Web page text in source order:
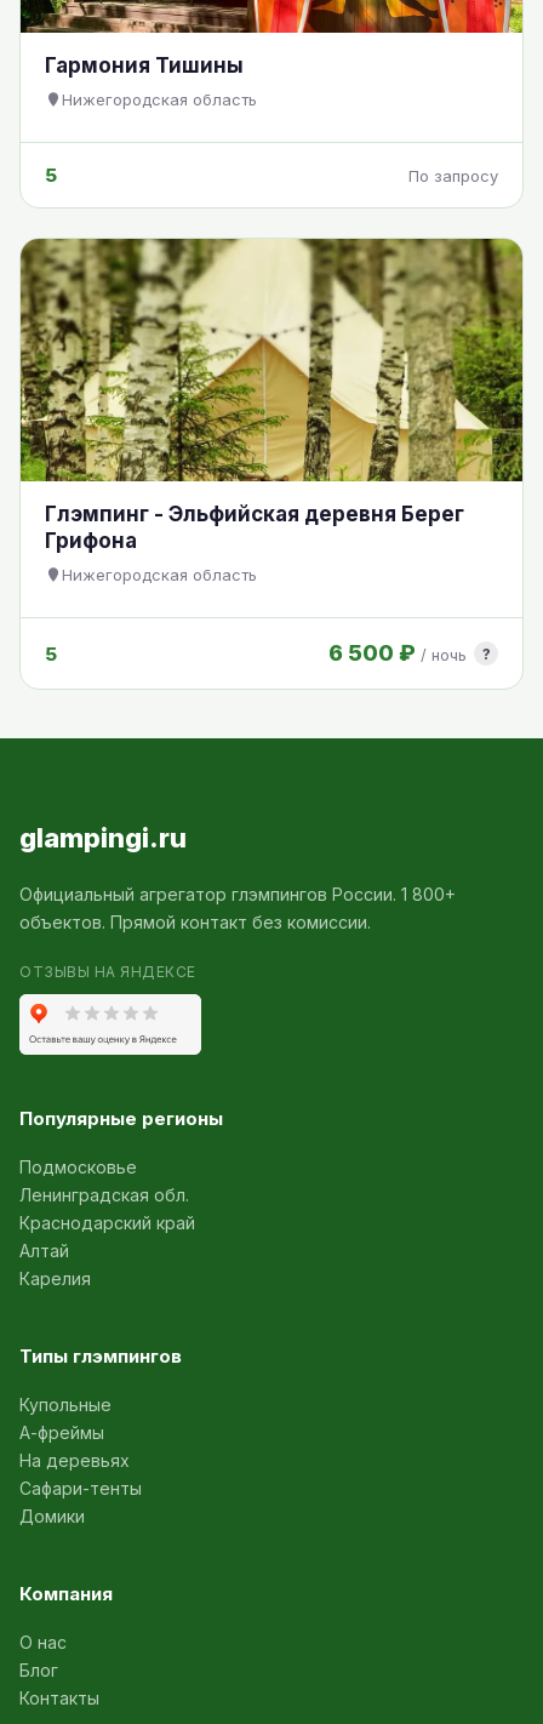
Гармония Тишины
Нижегородская область
5 По запросу
Глэмпинг - Эльфийская деревня Берег
Грифона
Нижегородская область
5 6 500 ₽ / ночь ?
glampingi.ru
Официальный агрегатор глэмпингов России. 1 800+
объектов. Прямой контакт без комиссии.
ОТЗЫВЫ НА ЯНДЕКСЕ
Популярные регионы
Подмосковье
Ленинградская обл.
Краснодарский край
Алтай
Карелия
Типы глэмпингов
Купольные
А-фреймы
На деревьях
Сафари-тенты
Домики
Компания
О нас
Блог
Контакты